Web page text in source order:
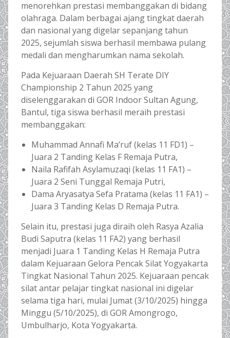
menorehkan prestasi membanggakan di bidang
olahraga. Dalam berbagai ajang tingkat daerah
dan nasional yang digelar sepanjang tahun
2025, sejumlah siswa berhasil membawa pulang
medali dan mengharumkan nama sekolah.
Pada Kejuaraan Daerah SH Terate DIY
Championship 2 Tahun 2025 yang
diselenggarakan di GOR Indoor Sultan Agung,
Bantul, tiga siswa berhasil meraih prestasi
membanggakan:
Muhammad Annafi Ma’ruf (kelas 11 FD1) –
Juara 2 Tanding Kelas F Remaja Putra,
Naila Rafifah Asylamuzaqi (kelas 11 FA1) –
Juara 2 Seni Tunggal Remaja Putri,
Dama Aryasatya Sefa Pratama (kelas 11 FA1) –
Juara 3 Tanding Kelas D Remaja Putra.
Selain itu, prestasi juga diraih oleh Rasya Azalia
Budi Saputra (kelas 11 FA2) yang berhasil
menjadi Juara 1 Tanding Kelas H Remaja Putra
dalam Kejuaraan Gelora Pencak Silat Yogyakarta
Tingkat Nasional Tahun 2025. Kejuaraan pencak
silat antar pelajar tingkat nasional ini digelar
selama tiga hari, mulai Jumat (3/10/2025) hingga
Minggu (5/10/2025), di GOR Amongrogo,
Umbulharjo, Kota Yogyakarta.